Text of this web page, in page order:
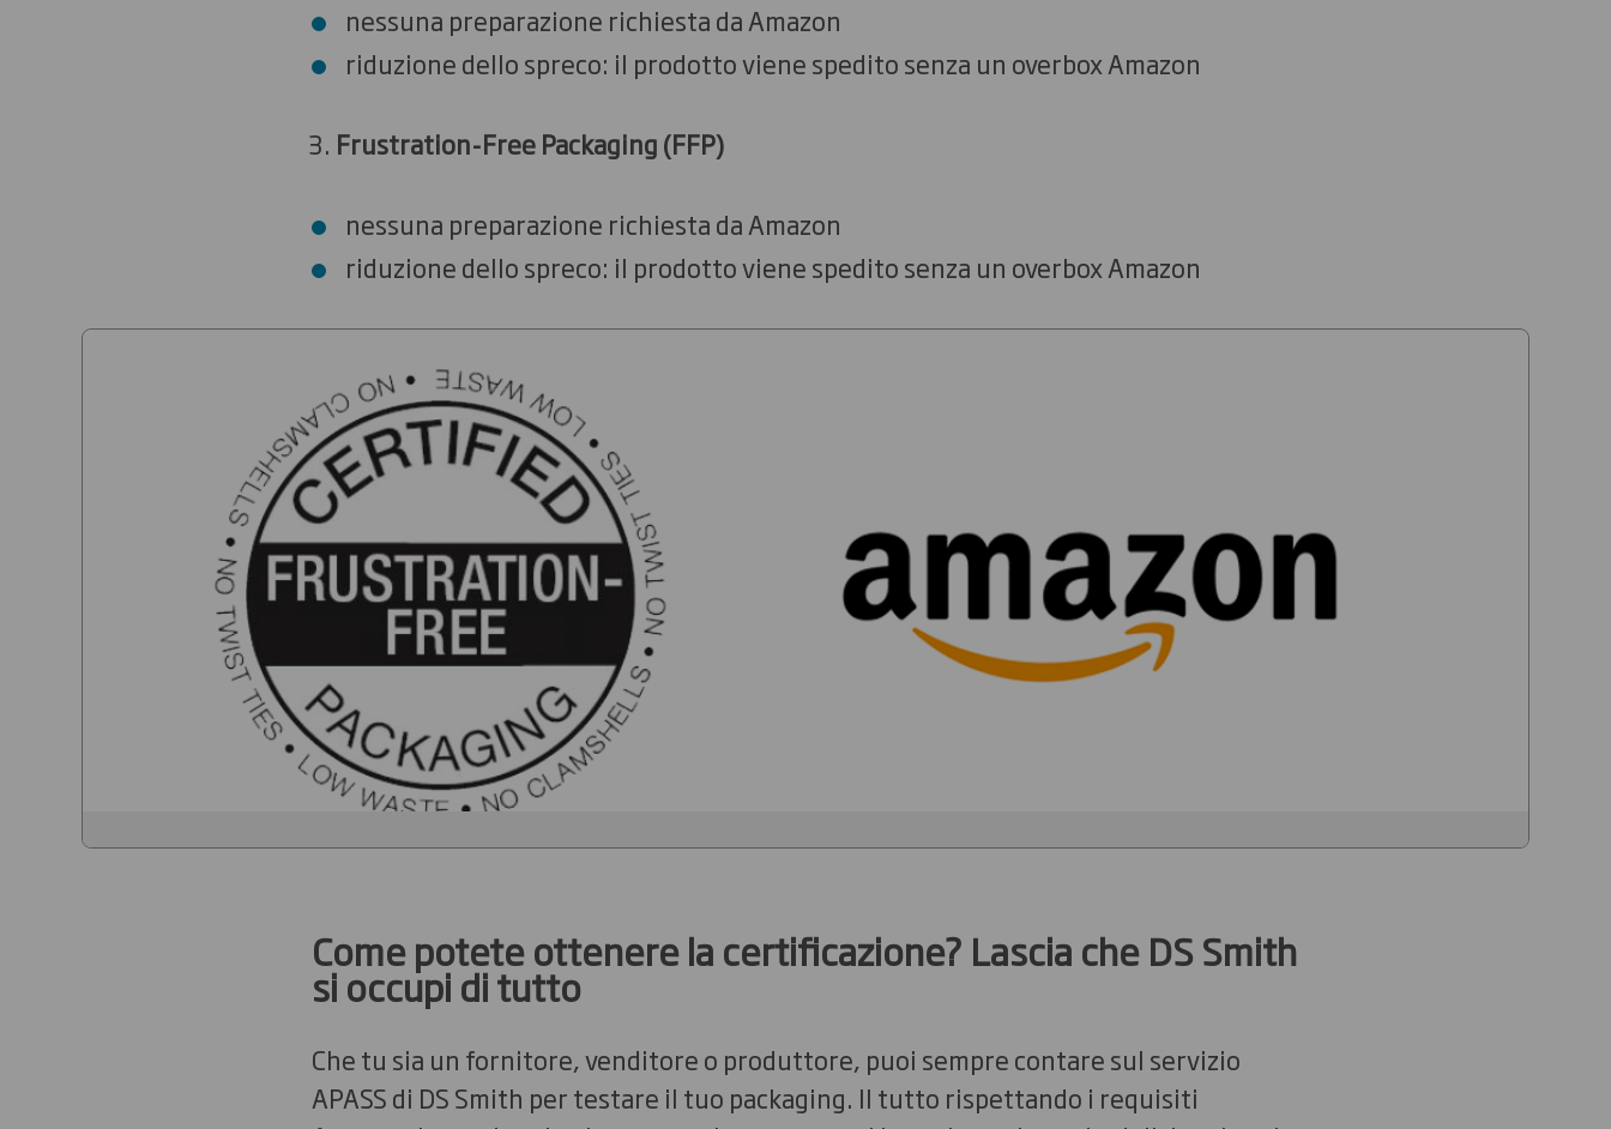
nessuna preparazione richiesta da Amazon
riduzione dello spreco: il prodotto viene spedito senza un overbox Amazon
Frustration-Free Packaging (FFP)
nessuna preparazione richiesta da Amazon
riduzione dello spreco: il prodotto viene spedito senza un overbox Amazon
Come potete ottenere la certificazione? Lascia che DS Smith
si occupi di tutto
Che tu sia un fornitore, venditore o produttore, puoi sempre contare sul servizio
APASS di DS Smith per testare il tuo packaging. Il tutto rispettando i requisiti